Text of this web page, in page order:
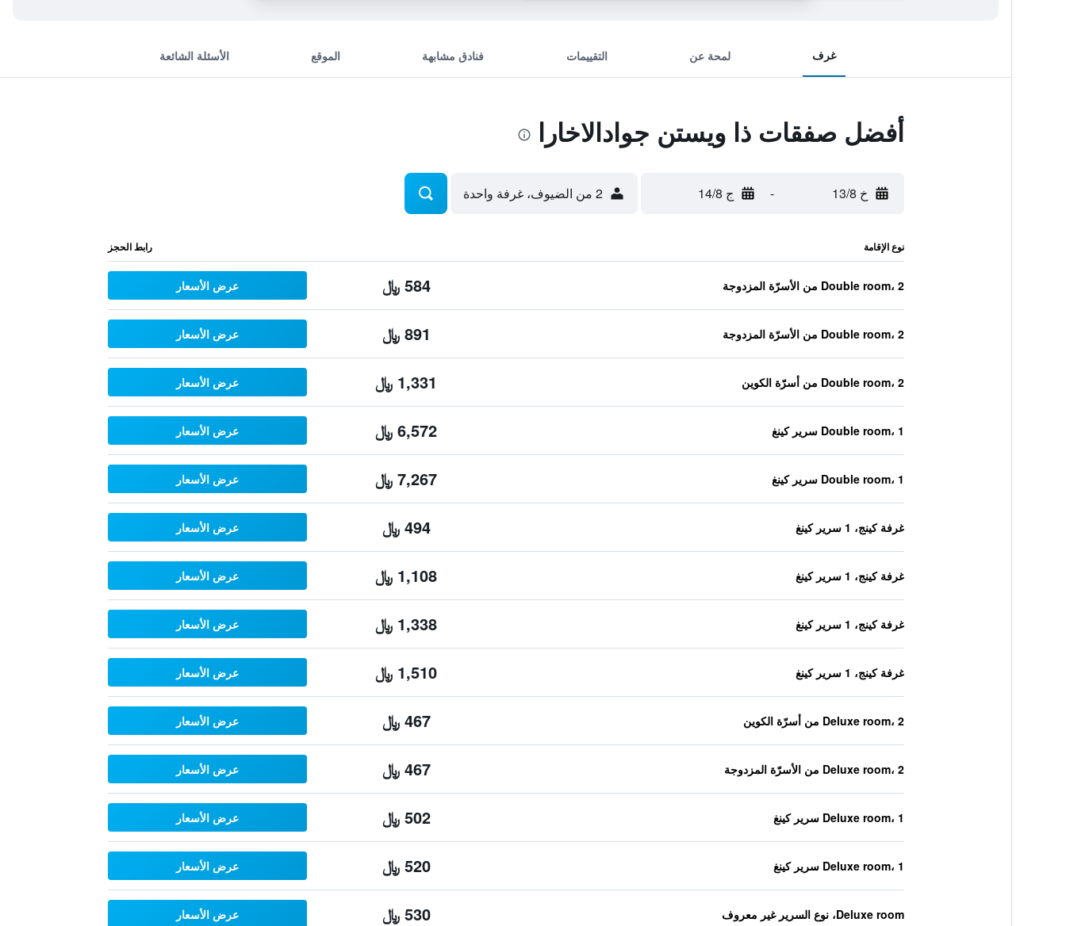
غرف لمحة عن التقييمات فنادق مشابهة الموقع الأسئلة الشائعة
أفضل صفقات ذا ويستن جوادالاخارا
خ 13/8 - ج 14/8 2 من الضيوف، غرفة واحدة
نوع الإقامة رابط الحجز
Double room، 2 من الأسرّة المزدوجة 584 ﷼ عرض الأسعار
Double room، 2 من الأسرّة المزدوجة 891 ﷼ عرض الأسعار
Double room، 2 من أسرّة الكوين 1,331 ﷼ عرض الأسعار
Double room، 1 سرير كينغ 6,572 ﷼ عرض الأسعار
Double room، 1 سرير كينغ 7,267 ﷼ عرض الأسعار
غرفة كينج، 1 سرير كينغ 494 ﷼ عرض الأسعار
غرفة كينج، 1 سرير كينغ 1,108 ﷼ عرض الأسعار
غرفة كينج، 1 سرير كينغ 1,338 ﷼ عرض الأسعار
غرفة كينج، 1 سرير كينغ 1,510 ﷼ عرض الأسعار
Deluxe room، 2 من أسرّة الكوين 467 ﷼ عرض الأسعار
Deluxe room، 2 من الأسرّة المزدوجة 467 ﷼ عرض الأسعار
Deluxe room، 1 سرير كينغ 502 ﷼ عرض الأسعار
Deluxe room، 1 سرير كينغ 520 ﷼ عرض الأسعار
Deluxe room، نوع السرير غير معروف 530 ﷼ عرض الأسعار